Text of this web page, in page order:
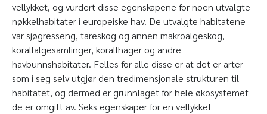
vellykket, og vurdert disse egenskapene for noen utvalgte
nøkkelhabitater i europeiske hav. De utvalgte habitatene
var sjøgresseng, tareskog og annen makroalgeskog,
korallalgesamlinger, korallhager og andre
havbunnshabitater. Felles for alle disse er at det er arter
som i seg selv utgjør den tredimensjonale strukturen til
habitatet, og dermed er grunnlaget for hele økosystemet
de er omgitt av. Seks egenskaper for en vellykket